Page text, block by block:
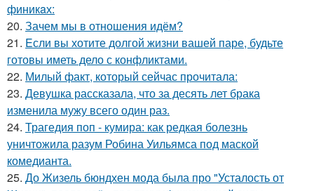
финикaх:
20. Зачем мы в отношения идём?
21. Eсли вы хотите долгой жизни вашей паре, будьте
готовы иметь дело с конфликтами.
22. Милый факт, который сейчас прочитала:
23. Девушка рассказала, что за десять лет брака
изменила мужу всего один раз.
24. Трагедия поп - кумира: как редкая болезнь
уничтожила разум Робина Уильямса под маской
комедианта.
25. До Жизель бюндхен мода была про "Усталость от